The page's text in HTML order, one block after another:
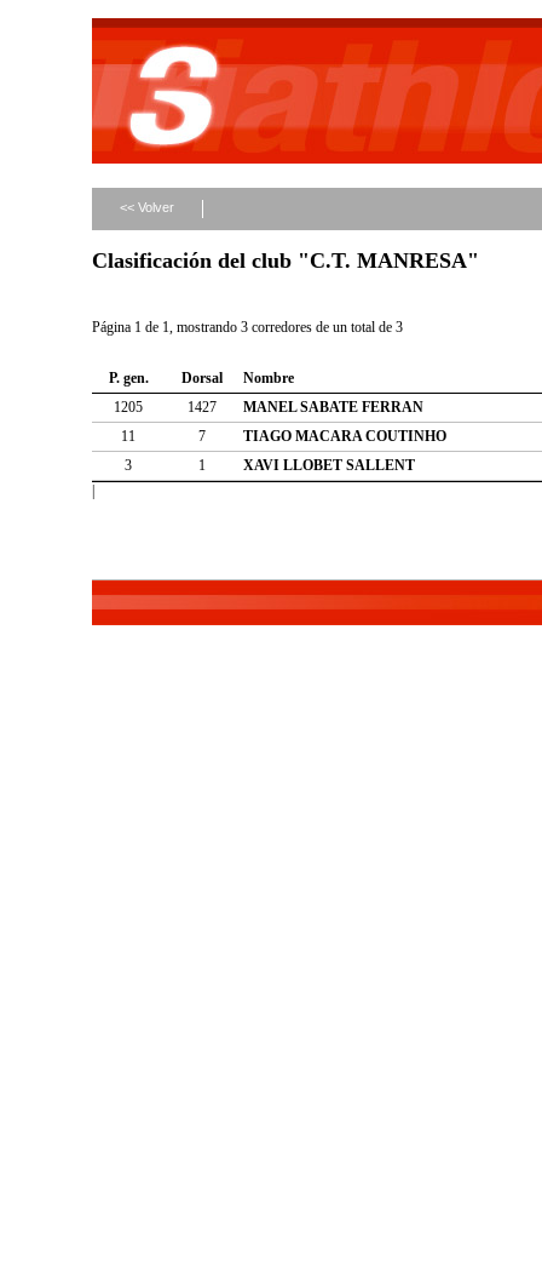
<< Volver
Clasificación del club "C.T. MANRESA"
Página 1 de 1, mostrando 3 corredores de un total de 3
P. gen. Dorsal
Nombre
1205
1427
MANEL SABATE FERRAN
11
7
TIAGO MACARA COUTINHO
3
1
XAVI LLOBET SALLENT
|